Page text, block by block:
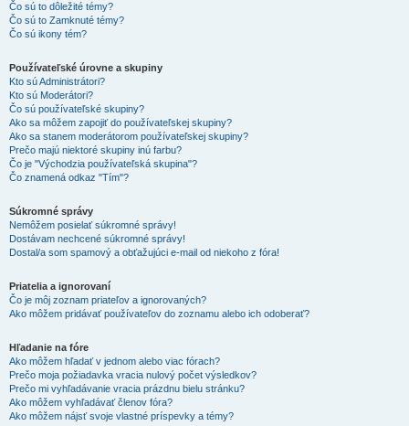
Čo sú to dôležité témy?
Čo sú to Zamknuté témy?
Čo sú ikony tém?
Používateľské úrovne a skupiny
Kto sú Administrátori?
Kto sú Moderátori?
Čo sú používateľské skupiny?
Ako sa môžem zapojiť do používateľskej skupiny?
Ako sa stanem moderátorom používateľskej skupiny?
Prečo majú niektoré skupiny inú farbu?
Čo je "Východzia používateľská skupina"?
Čo znamená odkaz "Tím"?
Súkromné správy
Nemôžem posielať súkromné správy!
Dostávam nechcené súkromné správy!
Dostal/a som spamový a obťažujúci e-mail od niekoho z fóra!
Priatelia a ignorovaní
Čo je môj zoznam priateľov a ignorovaných?
Ako môžem pridávať používateľov do zoznamu alebo ich odoberať?
Hľadanie na fóre
Ako môžem hľadať v jednom alebo viac fórach?
Prečo moja požiadavka vracia nulový počet výsledkov?
Prečo mi vyhľadávanie vracia prázdnu bielu stránku?
Ako môžem vyhľadávať členov fóra?
Ako môžem nájsť svoje vlastné príspevky a témy?